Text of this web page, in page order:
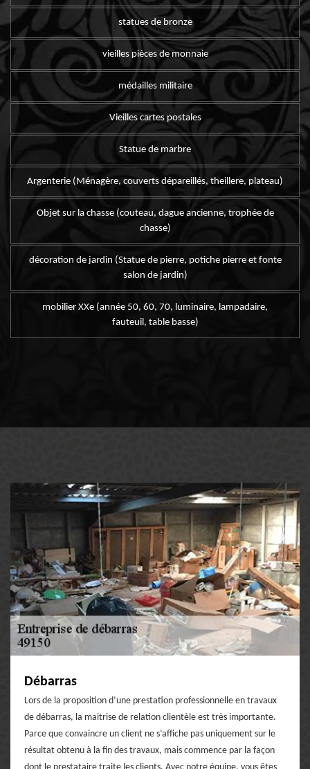
statues de bronze
vieilles pièces de monnaie
médailles militaire
Vieilles cartes postales
Statue de marbre
Argenterie (Ménagère, couverts dépareillés, theillere, plateau)
Objet sur la chasse (couteau, dague ancienne, trophée de
chasse)
décoration de jardin (Statue de pierre, potiche pierre et fonte
salon de jardin)
mobilier XXe (année 50, 60, 70, luminaire, lampadaire,
fauteuil, table basse)
Débarras
Lors de la proposition d’une prestation professionnelle en travaux
de débarras, la maitrise de relation clientèle est très importante.
Parce que convaincre un client ne s’affiche pas uniquement sur le
résultat obtenu à la fin des travaux, mais commence par la façon
dont le prestataire traite les clients. Avec notre équipe, vous êtes